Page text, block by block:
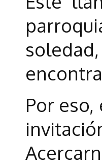
Por